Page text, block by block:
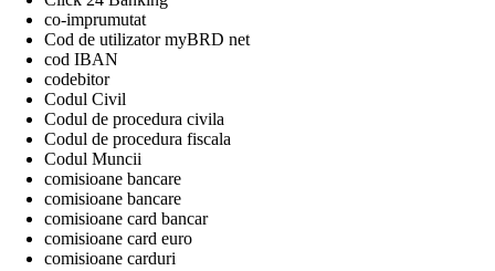
co-imprumutat
Cod de utilizator myBRD net
cod IBAN
codebitor
Codul Civil
Codul de procedura civila
Codul de procedura fiscala
Codul Muncii
comisioane bancare
comisioane bancare
comisioane card bancar
comisioane card euro
comisioane carduri